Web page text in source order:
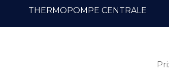
THERMOPOMPE CENTRALE